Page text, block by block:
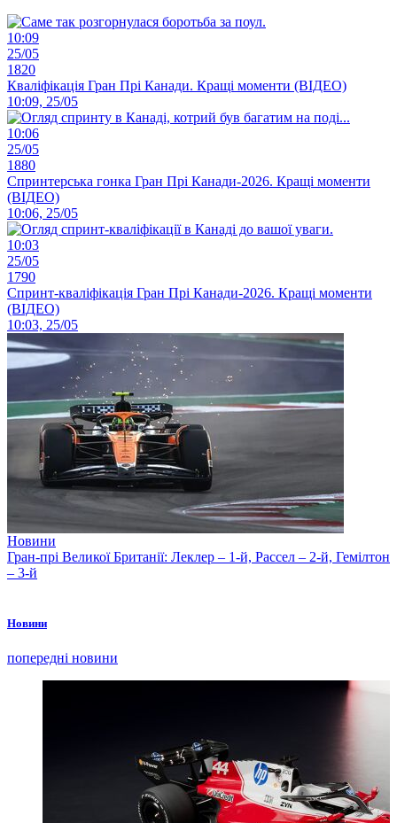
10:09
25/05
1820
Кваліфікація Гран Прі Канади. Кращі моменти (ВІДЕО)
10:09, 25/05
10:06
25/05
1880
Спринтерська гонка Гран Прі Канади-2026. Кращі моменти
(ВІДЕО)
10:06, 25/05
10:03
25/05
1790
Спринт-кваліфікація Гран Прі Канади-2026. Кращі моменти
(ВІДЕО)
10:03, 25/05
Новини
Гран-прі Великої Британії: Леклер – 1-й, Рассел – 2-й, Гемілтон
– 3-й
Новини
попередні новини